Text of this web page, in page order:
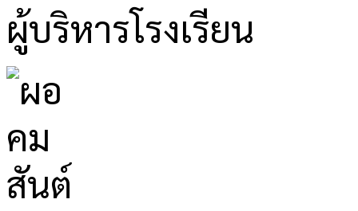
ผู้บริหารโรงเรียน